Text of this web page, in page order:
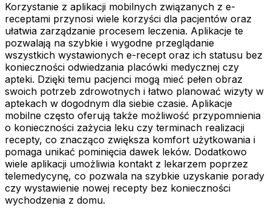
Korzystanie z aplikacji mobilnych związanych z e-
receptami przynosi wiele korzyści dla pacjentów oraz
ułatwia zarządzanie procesem leczenia. Aplikacje te
pozwalają na szybkie i wygodne przeglądanie
wszystkich wystawionych e-recept oraz ich statusu bez
konieczności odwiedzania placówki medycznej czy
apteki. Dzięki temu pacjenci mogą mieć pełen obraz
swoich potrzeb zdrowotnych i łatwo planować wizyty w
aptekach w dogodnym dla siebie czasie. Aplikacje
mobilne często oferują także możliwość przypomnienia
o konieczności zażycia leku czy terminach realizacji
recepty, co znacząco zwiększa komfort użytkowania i
pomaga unikać pominięcia dawek leków. Dodatkowo
wiele aplikacji umożliwia kontakt z lekarzem poprzez
telemedycynę, co pozwala na szybkie uzyskanie porady
czy wystawienie nowej recepty bez konieczności
wychodzenia z domu.